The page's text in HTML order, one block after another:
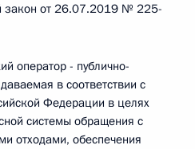
закон от 26.07.2019 № 225-
оператор - публично-
в соответствии с
Федерации в целях
системы обращения с
отходами, обеспечения